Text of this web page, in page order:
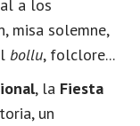
a los
misa solemne,
bollu, folclore...
, la Fiesta
un